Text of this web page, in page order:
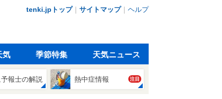
tenki.jpトップ｜ サイトマップ｜ ヘルプ
気 季節特集 天気ニュース
報士の解説 熱中症情報 注目